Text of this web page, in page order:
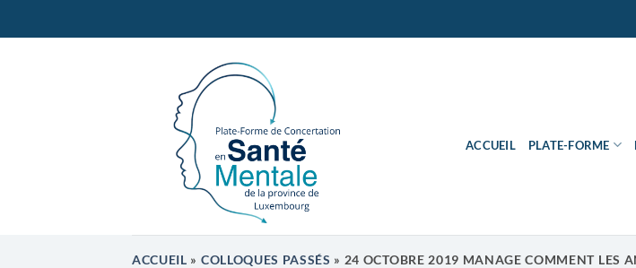
ACCUEIL PLATE-FORME
ACCUEIL » COLLOQUES PASSÉS » 24 OCTOBRE 2019 MANAGE COMMENT LES